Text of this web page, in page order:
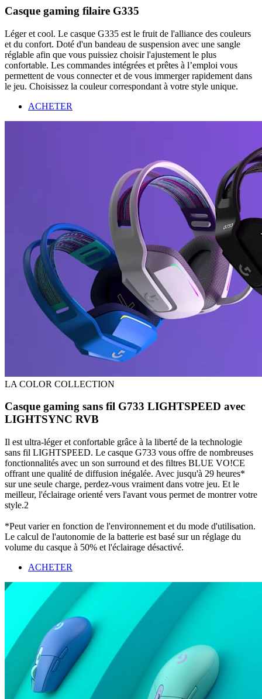
Casque gaming filaire G335
Léger et cool. Le casque G335 est le fruit de l'alliance des couleurs
et du confort. Doté d'un bandeau de suspension avec une sangle
réglable afin que vous puissiez choisir l'ajustement le plus
confortable. Les commandes intégrées et prêtes à l’emploi vous
permettent de vous connecter et de vous immerger rapidement dans
le jeu. Choisissez la couleur correspondant à votre style unique.
ACHETER
LA COLOR COLLECTION
Casque gaming sans fil G733 LIGHTSPEED avec
LIGHTSYNC RVB
Il est ultra-léger et confortable grâce à la liberté de la technologie
sans fil LIGHTSPEED. Le casque G733 vous offre de nombreuses
fonctionnalités avec un son surround et des filtres BLUE VO!CE
offrant une qualité de diffusion inégalée. Avec jusqu'à 29 heures*
sur une seule charge, perdez-vous vraiment dans votre jeu. Et le
meilleur, l'éclairage orienté vers l'avant vous permet de montrer votre
style.2
*Peut varier en fonction de l'environnement et du mode d'utilisation.
Le calcul de l'autonomie de la batterie est basé sur un réglage du
volume du casque à 50% et l'éclairage désactivé.
ACHETER